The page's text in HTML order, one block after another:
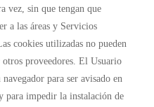
vez, sin que tengan que
a las áreas y Servicios
cookies utilizadas no pueden
proveedores. El Usuario
para ser avisado en
para impedir la instalación de